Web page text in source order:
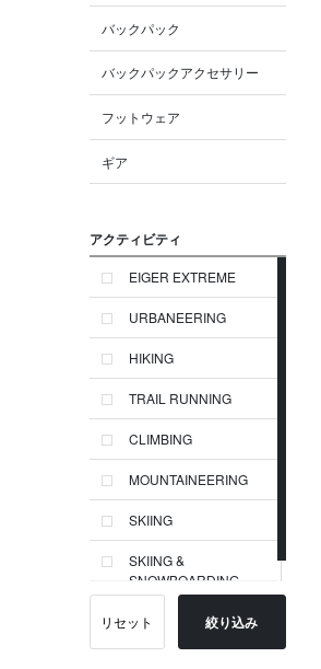
バックパック
バックパックアクセサリー
フットウェア
ギア
アクティビティ
EIGER EXTREME
URBANEERING
HIKING
TRAIL RUNNING
CLIMBING
MOUNTAINEERING
SKIING
SKIING &
SNOWBOARDING
リセット 絞り込み